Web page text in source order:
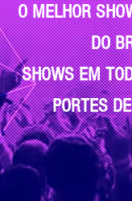
O MELHOR
DO
SHOWS EM
PORTES